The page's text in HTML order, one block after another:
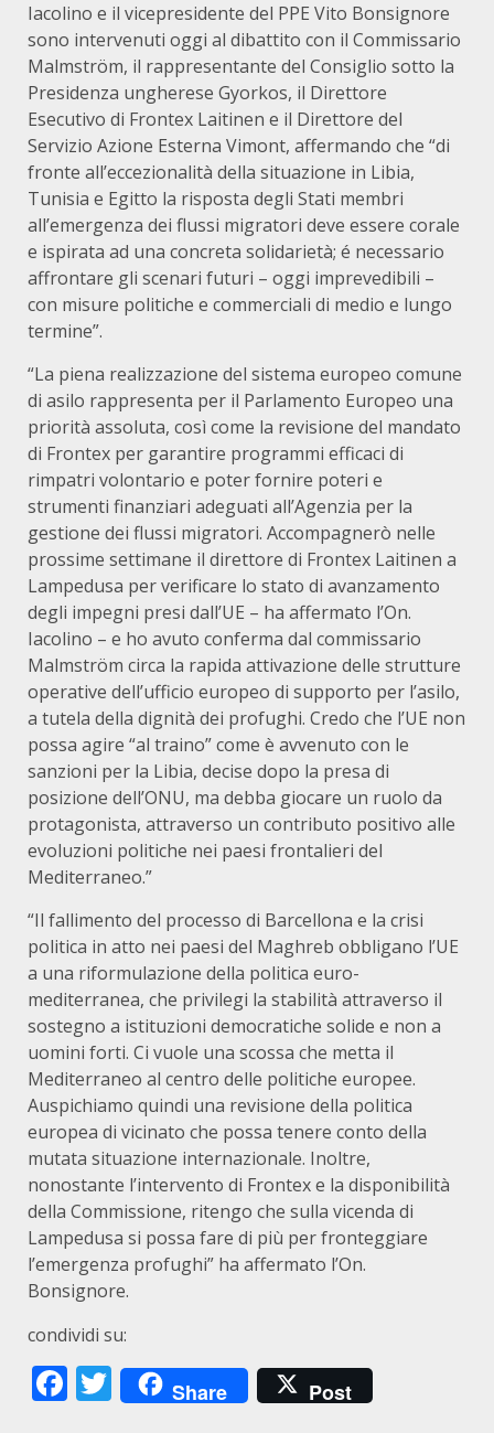
Iacolino e il vicepresidente del PPE Vito Bonsignore
sono intervenuti oggi al dibattito con il Commissario
Malmström, il rappresentante del Consiglio sotto la
Presidenza ungherese Gyorkos, il Direttore
Esecutivo di Frontex Laitinen e il Direttore del
Servizio Azione Esterna Vimont, affermando che “di
fronte all’eccezionalità della situazione in Libia,
Tunisia e Egitto la risposta degli Stati membri
all’emergenza dei flussi migratori deve essere corale
e ispirata ad una concreta solidarietà; é necessario
affrontare gli scenari futuri – oggi imprevedibili –
con misure politiche e commerciali di medio e lungo
termine”.
“La piena realizzazione del sistema europeo comune
di asilo rappresenta per il Parlamento Europeo una
priorità assoluta, così come la revisione del mandato
di Frontex per garantire programmi efficaci di
rimpatri volontario e poter fornire poteri e
strumenti finanziari adeguati all’Agenzia per la
gestione dei flussi migratori. Accompagnerò nelle
prossime settimane il direttore di Frontex Laitinen a
Lampedusa per verificare lo stato di avanzamento
degli impegni presi dall’UE – ha affermato l’On.
Iacolino – e ho avuto conferma dal commissario
Malmström circa la rapida attivazione delle strutture
operative dell’ufficio europeo di supporto per l’asilo,
a tutela della dignità dei profughi. Credo che l’UE non
possa agire “al traino” come è avvenuto con le
sanzioni per la Libia, decise dopo la presa di
posizione dell’ONU, ma debba giocare un ruolo da
protagonista, attraverso un contributo positivo alle
evoluzioni politiche nei paesi frontalieri del
Mediterraneo.”
“Il fallimento del processo di Barcellona e la crisi
politica in atto nei paesi del Maghreb obbligano l’UE
a una riformulazione della politica euro-
mediterranea, che privilegi la stabilità attraverso il
sostegno a istituzioni democratiche solide e non a
uomini forti. Ci vuole una scossa che metta il
Mediterraneo al centro delle politiche europee.
Auspichiamo quindi una revisione della politica
europea di vicinato che possa tenere conto della
mutata situazione internazionale. Inoltre,
nonostante l’intervento di Frontex e la disponibilità
della Commissione, ritengo che sulla vicenda di
Lampedusa si possa fare di più per fronteggiare
l’emergenza profughi” ha affermato l’On.
Bonsignore.
condividi su:
Facebook
Twitter
Share Post